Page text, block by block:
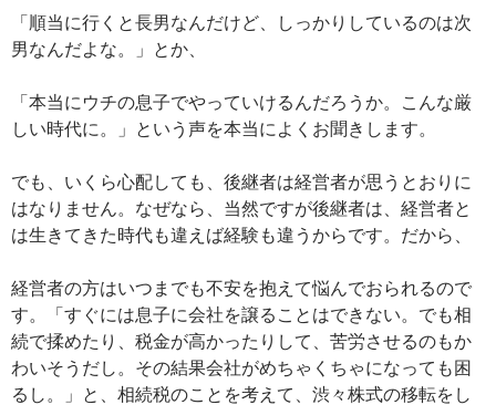
「順当に行くと長男なんだけど、しっかりしているのは次
男なんだよな。」とか、
「本当にウチの息子でやっていけるんだろうか。こんな厳
しい時代に。」という声を本当によくお聞きします。
でも、いくら心配しても、後継者は経営者が思うとおりに
はなりません。なぜなら、当然ですが後継者は、経営者と
は生きてきた時代も違えば経験も違うからです。だから、
経営者の方はいつまでも不安を抱えて悩んでおられるので
す。「すぐには息子に会社を譲ることはできない。でも相
続で揉めたり、税金が高かったりして、苦労させるのもか
わいそうだし。その結果会社がめちゃくちゃになっても困
るし。」と、相続税のことを考えて、渋々株式の移転をし